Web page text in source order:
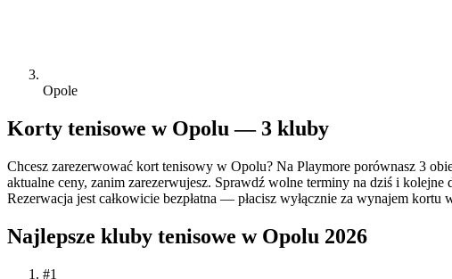
Opole
Korty tenisowe w Opolu — 3 kluby
Chcesz zarezerwować kort tenisowy w Opolu? Na Playmore porównasz 3
aktualne ceny, zanim zarezerwujesz. Sprawdź wolne terminy na dziś i
Rezerwacja jest całkowicie bezpłatna — płacisz wyłącznie za wynajem
Najlepsze kluby tenisowe w Opolu 2026
#1